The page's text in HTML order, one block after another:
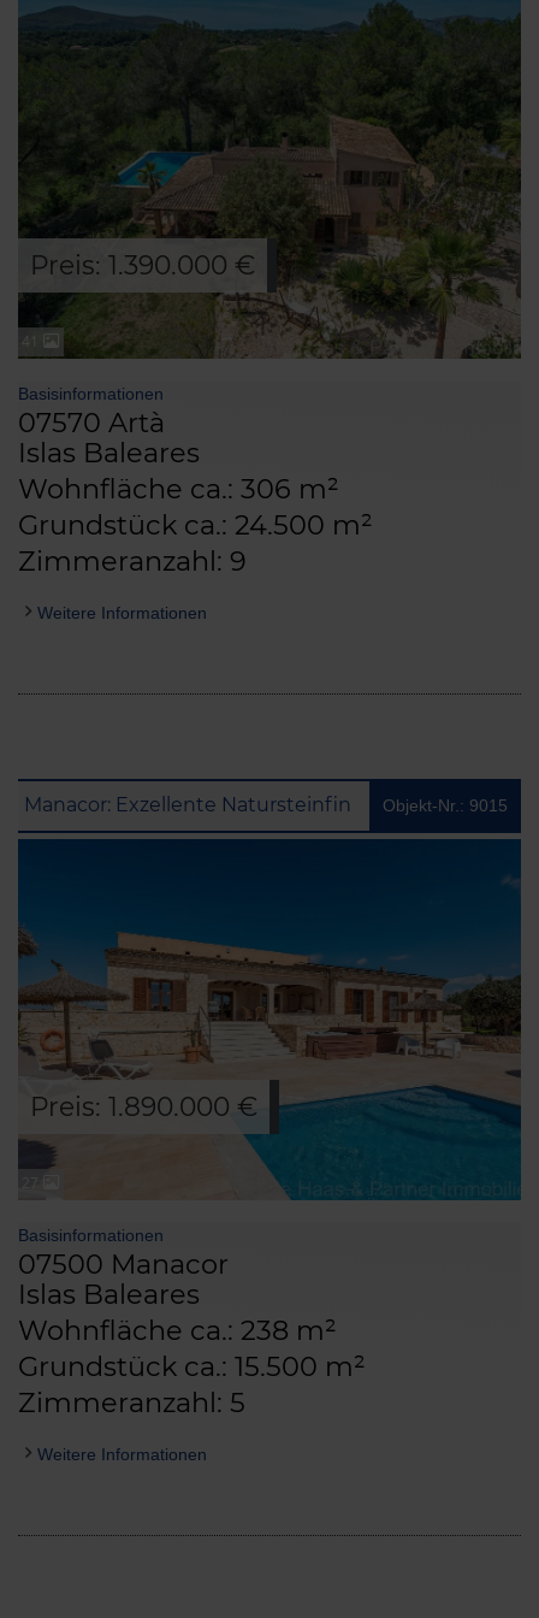
41
Basisinformationen
07570 Artà
Islas Baleares
Preis: 1.390.000 €
Wohnfläche ca.: 306 m²
Grundstück ca.: 24.500 m²
Zimmeranzahl: 9
Weitere Informationen
Objekt-Nr.: 9015
Basisinformationen
07500 Manacor
Islas Baleares
Preis: 1.890.000 €
Wohnfläche ca.: 238 m²
Grundstück ca.: 15.500 m²
Zimmeranzahl: 5
Weitere Informationen